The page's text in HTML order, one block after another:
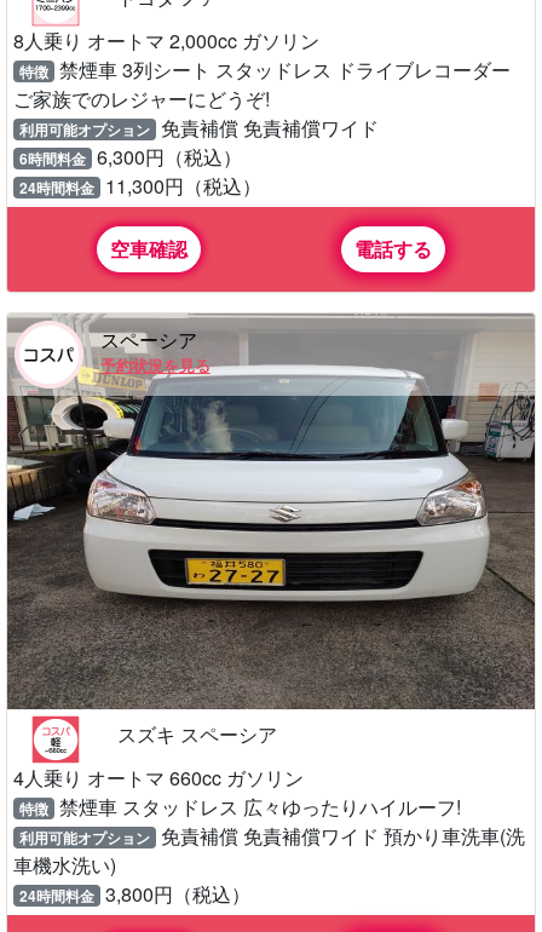
8人乗り オートマ 2,000cc ガソリン
特徴 禁煙車 3列シート スタッドレス ドライブレコーダー
ご家族でのレジャーにどうぞ!
利用可能オプション 免責補償 免責補償ワイド
6時間料金 6,300円（税込）
24時間料金 11,300円（税込）
空車確認 電話する
スペーシア
予約状況を見る
スズキ スペーシア
4人乗り オートマ 660cc ガソリン
特徴 禁煙車 スタッドレス 広々ゆったりハイルーフ!
利用可能オプション 免責補償 免責補償ワイド 預かり車洗車(洗
車機水洗い)
24時間料金 3,800円（税込）